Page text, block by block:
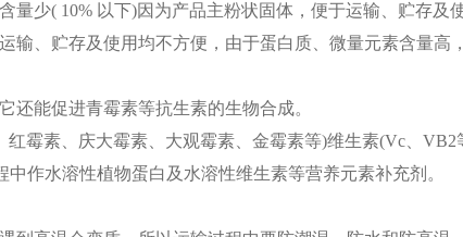
少( 10% 以下)因为产品主粉状固体，便于运输、贮存及
输、贮存及使用均不方便，由于蛋白质、微量元素含量高
能促进青霉素等抗生素的生物合成。
素、庆大霉素、大观霉素、金霉素等)维生素(Vc、VB2
作水溶性植物蛋白及水溶性维生素等营养元素补充剂。